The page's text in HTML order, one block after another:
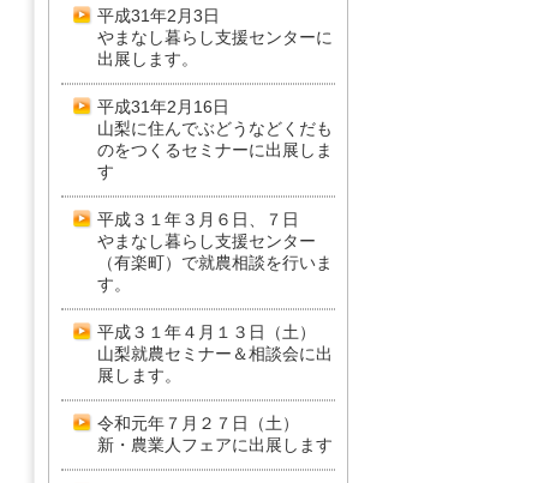
平成31年2月3日
やまなし暮らし支援センターに
出展します。
平成31年2月16日
山梨に住んでぶどうなどくだも
のをつくるセミナーに出展しま
す
平成３１年３月６日、７日
やまなし暮らし支援センター
（有楽町）で就農相談を行いま
す。
平成３１年４月１３日（土）
山梨就農セミナー＆相談会に出
展します。
令和元年７月２７日（土）
新・農業人フェアに出展します